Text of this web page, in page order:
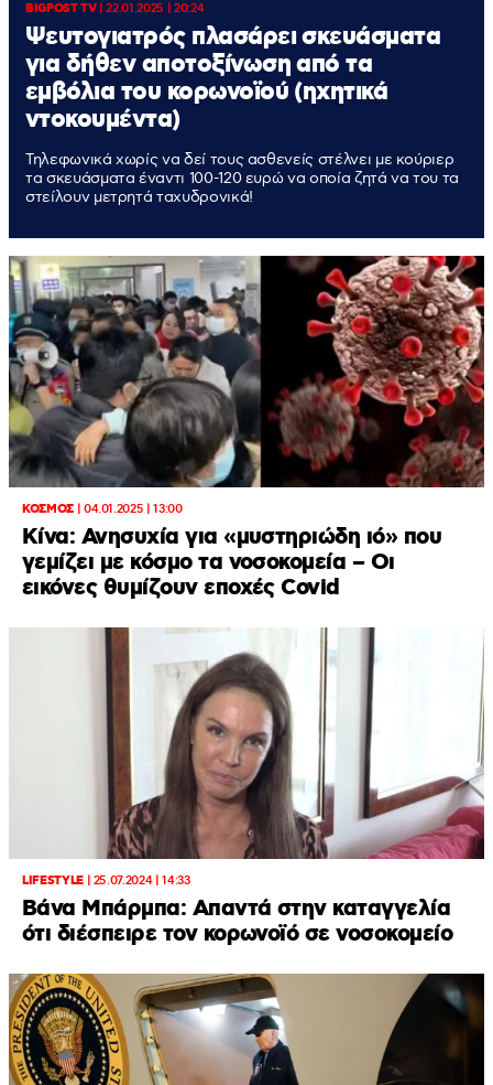
BIGPOST TV|22.01.2025 | 20:24
Ψευτογιατρός πλασάρει σκευάσματα
για δήθεν αποτοξίνωση από τα
εμβόλια του κορωνοϊού (ηχητικά
ντοκουμέντα)
Τηλεφωνικά χωρίς να δεί τους ασθενείς στέλνει με κούριερ
τα σκευάσματα έναντι 100-120 ευρώ να οποία ζητά να του τα
στείλουν μετρητά ταχυδρονικά!
ΚΟΣΜΟΣ| 04.01.2025 | 13:00
Κίνα: Ανησυχία για «μυστηριώδη ιό» που
γεμίζει με κόσμο τα νοσοκομεία – Οι
εικόνες θυμίζουν εποχές Covid
LIFESTYLE| 25.07.2024 | 14:33
Βάνα Μπάρμπα: Απαντά στην καταγγελία
ότι διέσπειρε τον κορωνοϊό σε νοσοκομείο